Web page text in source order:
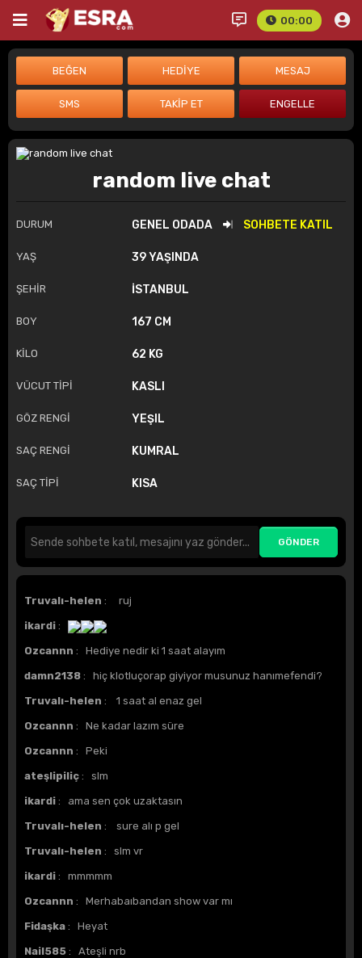
00:00
random live chat
DURUM GENEL ODADA SOHBETE KATIL
YAŞ 39 YAŞINDA
ŞEHİR İSTANBUL
BOY 167 CM
KİLO 62 KG
VÜCUT TİPİ KASLI
GÖZ RENGİ YEŞIL
SAÇ RENGİ KUMRAL
SAÇ TİPİ KISA
Truvalı-helen : ruj
ikardi :
Ozcannn : Hediye nedir ki 1 saat alayım
damn2138 : hiç klotluçorap giyiyor musunuz hanımefendi?
Truvalı-helen : 1 saat al enaz gel
Ozcannn : Ne kadar lazım süre
Ozcannn : Peki
ateşlipiliç : slm
ikardi : ama sen çok uzaktasın
Truvalı-helen : sure alı p gel
Truvalı-helen : slm vr
ikardi : mmmmm
Ozcannn : Merhabaıbandan show var mı
Fidaşka : Heyat
Nail585 : Ateşli nrb